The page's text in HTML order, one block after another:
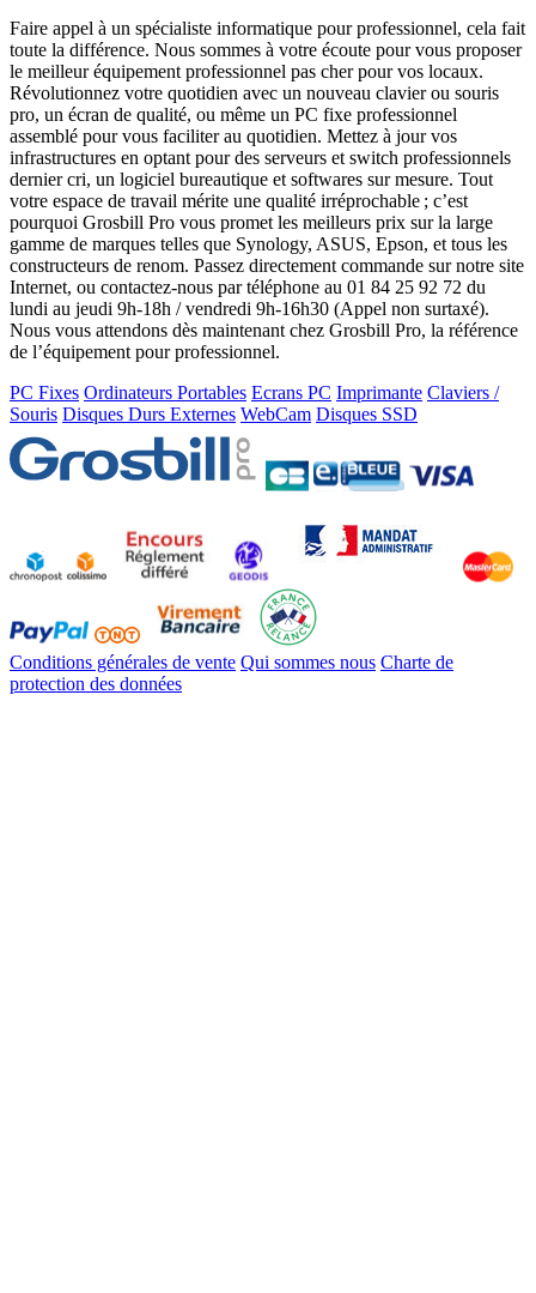
Faire appel à un spécialiste informatique pour professionnel, cela fait
toute la différence. Nous sommes à votre écoute pour vous proposer
le meilleur équipement professionnel pas cher pour vos locaux.
Révolutionnez votre quotidien avec un nouveau clavier ou souris
pro, un écran de qualité, ou même un PC fixe professionnel
assemblé pour vous faciliter au quotidien. Mettez à jour vos
infrastructures en optant pour des serveurs et switch professionnels
dernier cri, un logiciel bureautique et softwares sur mesure. Tout
votre espace de travail mérite une qualité irréprochable ; c’est
pourquoi Grosbill Pro vous promet les meilleurs prix sur la large
gamme de marques telles que Synology, ASUS, Epson, et tous les
constructeurs de renom. Passez directement commande sur notre site
Internet, ou contactez-nous par téléphone au 01 84 25 92 72 du
lundi au jeudi 9h-18h / vendredi 9h-16h30 (Appel non surtaxé).
Nous vous attendons dès maintenant chez Grosbill Pro, la référence
de l’équipement pour professionnel.
PC Fixes Ordinateurs Portables Ecrans PC Imprimante Claviers /
Souris Disques Durs Externes WebCam Disques SSD
Conditions générales de vente Qui sommes nous Charte de
protection des données